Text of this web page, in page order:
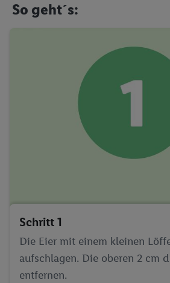
So geht´s:
Schritt 1
Die Eier mit einem kleinen
aufschlagen. Die oberen 2 cm
entfernen.